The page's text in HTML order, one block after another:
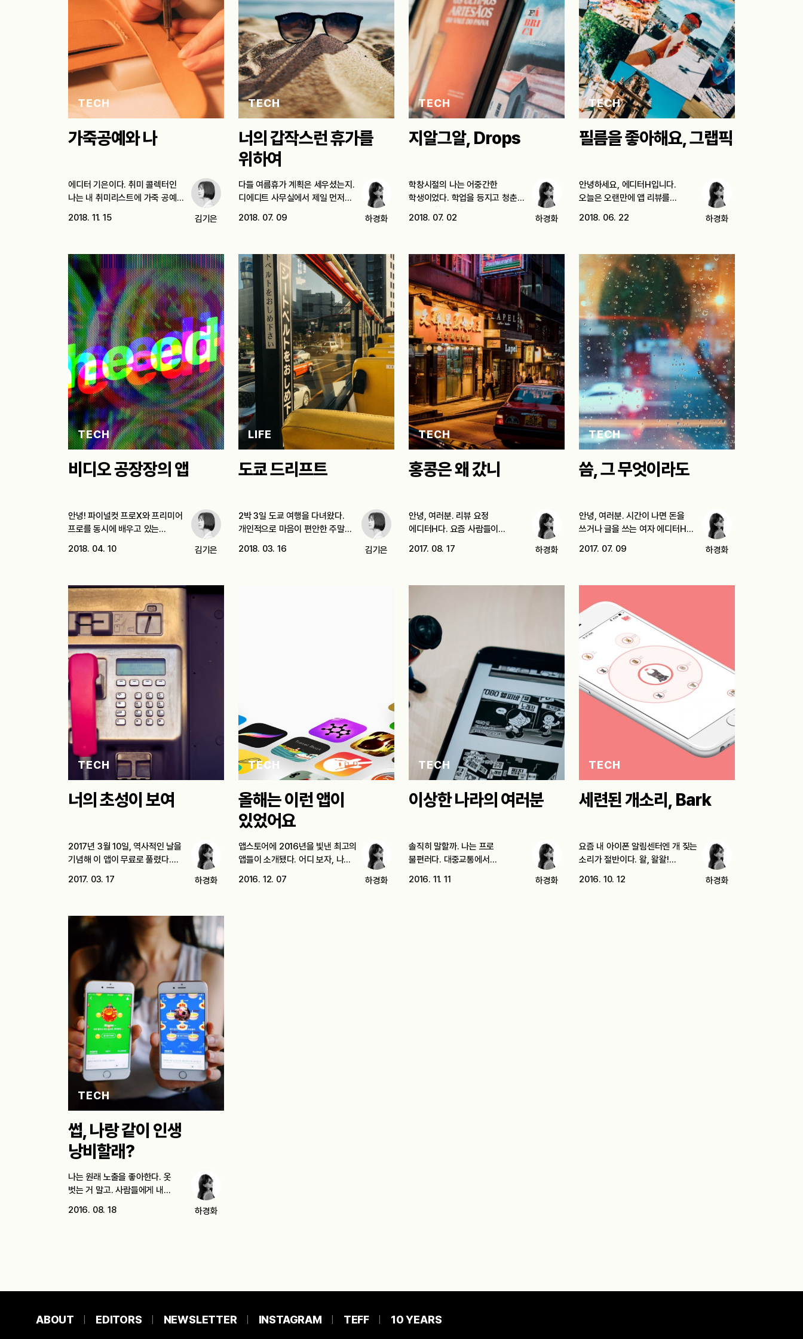
TECH
가죽공예와 나
에디터 기은이다. 취미 콜렉터인
나는 내 취미리스트에 가죽 공예가
2018. 11. 15 김기은
TECH
너의 갑작스런 휴가를
위하여
다들 여름휴가 계획은 세우셨는지.
디에디트 사무실에서 제일 먼저
2018. 07. 09 하경화
TECH
지알그알, Drops
학창시절의 나는 어중간한
학생이었다. 학업을 등지고 청춘의
2018. 07. 02 하경화
TECH
필름을 좋아해요, 그랩픽
안녕하세요, 에디터H입니다.
오늘은 오랜만에 앱 리뷰를
독자분들은…
2018. 06. 22 하경화
TECH
비디오 공장장의 앱
안녕! 파이널컷 프로X와 프리미어
프로를 동시에 배우고 있는
2018. 04. 10 김기은
LIFE
도쿄 드리프트
2박 3일 도쿄 여행을 다녀왔다.
개인적으로 마음이 편안한 주말에
2018. 03. 16 김기은
TECH
홍콩은 왜 갔니
안녕, 여러분. 리뷰 요정
에디터H다. 요즘 사람들이
2017. 08. 17 하경화
TECH
씀, 그 무엇이라도
안녕, 여러분. 시간이 나면 돈을
쓰거나 글을 쓰는 여자 에디터H다.
2017. 07. 09 하경화
TECH
너의 초성이 보여
2017년 3월 10일, 역사적인 날을
기념해 이 앱이 무료로 풀렸다.…
2017. 03. 17
하경화
TECH
올해는 이런 앱이
있었어요
앱스토어에 2016년을 빛낸 최고의
앱들이 소개됐다. 어디 보자, 나
2016. 12. 07 하경화
TECH
이상한 나라의 여러분
솔직히 말할까. 나는 프로
불편러다. 대중교통에서
2016. 11. 11 하경화
TECH
세련된 개소리, Bark
요즘 내 아이폰 알림센터엔 개 짖는
소리가 절반이다. 왈, 왈왈!…
2016. 10. 12
하경화
TECH
썹, 나랑 같이 인생
낭비할래?
나는 원래 노출을 좋아한다. 옷
벗는 거 말고. 사람들에게 내…
2016. 08. 18
하경화
ABOUT EDITORS NEWSLETTER INSTAGRAM TEFF 10 YEARS